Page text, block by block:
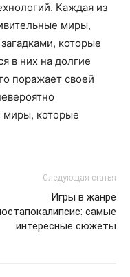
Каждая из
миры,
которые
в них на долгие
поражает своей
миры, которые
Следующая статья
Игры в жанре
самые
интересные сюжеты